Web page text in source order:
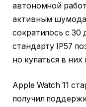
автономной
активным
сократилось с 30
стандарту IP57
но купаться в
Apple Watch 11
получил